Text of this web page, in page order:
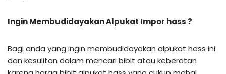
Ingin Membudidayakan Alpukat Impor hass ?
Bagi anda yang ingin membudidayakan alpukat hass ini
dan kesulitan dalam mencari bibit atau keberatan